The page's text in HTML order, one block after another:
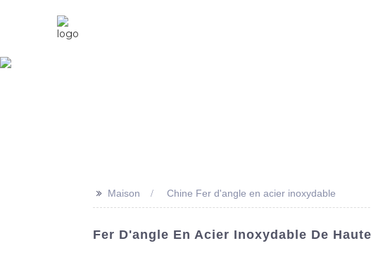
>> Maison Chine Fer d'angle en acier inoxydable
Fer D'angle En Acier Inoxydable De